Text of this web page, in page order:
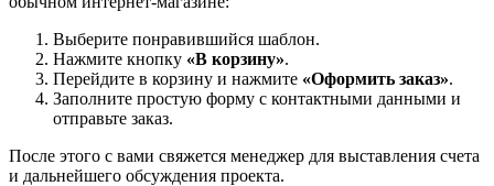
Выберите понравившийся шаблон.
Нажмите кнопку «В корзину».
Перейдите в корзину и нажмите «Оформить заказ».
Заполните простую форму с контактными данными и
отправьте заказ.
После этого с вами свяжется менеджер для выставления счета
и дальнейшего обсуждения проекта.